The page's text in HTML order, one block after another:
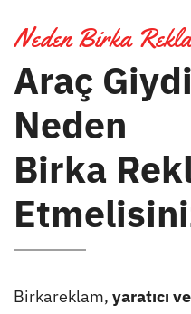
Neden Birka
Araç
Neden
Birka
Birkareklam, yaratıcı